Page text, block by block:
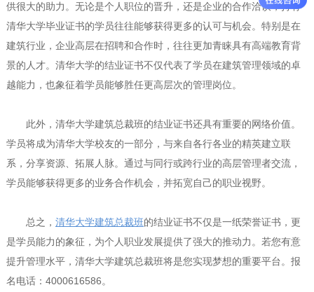
供很大的助力。无论是个人职位的晋升，还是企业的合作洽谈，持有
清华大学毕业证书的学员往往能够获得更多的认可与机会。特别是在
建筑行业，企业高层在招聘和合作时，往往更加青睐具有高端教育背
景的人才。清华大学的结业证书不仅代表了学员在建筑管理领域的卓
越能力，也象征着学员能够胜任更高层次的管理岗位。
此外，清华大学建筑总裁班的结业证书还具有重要的网络价值。
学员将成为清华大学校友的一部分，与来自各行各业的精英建立联
系，分享资源、拓展人脉。通过与同行或跨行业的高层管理者交流，
学员能够获得更多的业务合作机会，并拓宽自己的职业视野。
总之， 清华大学建筑总裁班的结业证书不仅是一纸荣誉证书，更
是学员能力的象征，为个人职业发展提供了强大的推动力。若您有意
提升管理水平，清华大学建筑总裁班将是您实现梦想的重要平台。报
名电话：4000616586。